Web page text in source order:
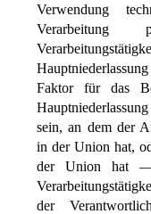
Verwendung
Verarbeitung
Faktor für das
sein, an dem der
in der Union hat,
der Union hat
der